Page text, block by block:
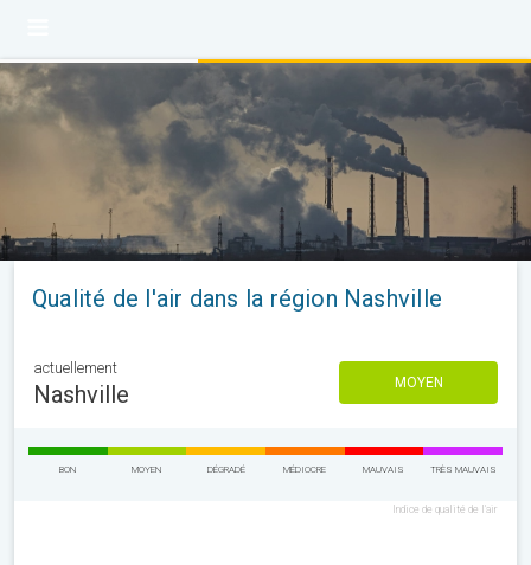
Qualité de l'air dans la région Nashville
actuellement
Nashville MOYEN
BON MOYEN DÉGRADÉ MÉDIOCRE MAUVAIS TRÈS MAUVAIS
Indice de qualité de l'air